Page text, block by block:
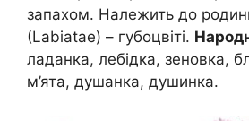
запахом. Належить до
(Labiatae) – губоцвіті.
ладанка, лебідка, зеновка,
м’ята, душанка, душинка.